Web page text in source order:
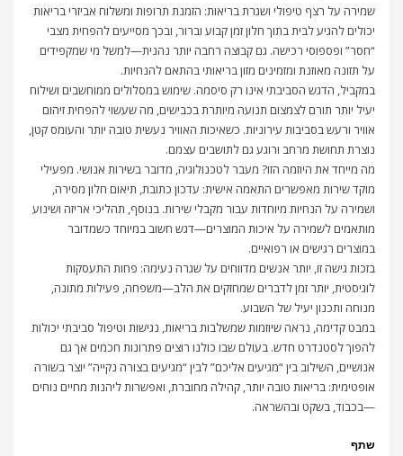
שמירה על רצף טיפולי ושגרת בריאות: הזמנת תרופות ומשלוח אביזרי בריאות
יכולים להגיע לבית בתוך חלון זמן קבוע וברור, ובכך מסייעים להפחית מצבי
“חסר” ופספוסי רכישה. גם קבוצה רחבה יותר נהנית—למשל מי שמקפידים
על תזונה מאוזנת ומזמינים מזון בריאותי בהתאם להנחיות.
במקביל, הדגש הסביבתי אינו רק סיסמה. שימוש במסלולים ממוחשבים ושילוח
יעיל יותר תורם לצמצום תנועה מיותרת בכבישים, מה שעשוי להפחית זיהום
אוויר ורעש בסביבות עירוניות. כשאיכות האוויר נעשית טובה יותר והעומס קטן,
נוצרת תחושת מרחב ורוגע גם לתושבים עצמם.
מה מייחד את היוזמה הזו? מעבר לטכנולוגיה, מדובר בשירות אנושי. מפעילי
מוקד שירות מאפשרים התאמה אישית: עדכון כתובת, תיאום חלון מסירה,
ושמירה על הנחיות מיוחדות עבור מקבלי שירות. בנוסף, תהליכי אריזה ושינוע
מותאמים לשמירה על איכות המוצרים—דגש חשוב במיוחד כשמדובר
במוצרים רגישים או רפואיים.
בזכות גישה זו, יותר אנשים מדווחים על שגרה נעימה: פחות התעסקות
לוגיסטית, יותר זמן לדברים שמחזקים את הלב—משפחה, פעילות מתונה,
מנוחה ותכנון יעיל של השבוע.
במבט קדימה, נראה שיוזמות שמשלבות בריאות, נגישות וטיפול סביבתי יכולות
להפוך לסטנדרט חדש. בעולם שבו כולנו רוצים פתרונות חכמים אך גם
אנושיים, השילוב בין “מגיעים אליכם” לבין “מגיעים בצורה נקייה” יוצר בשורה
אופטימית: בריאות טובה יותר, קהילה מחוברת, ואפשרות ליהנות מחיים נוחים
—בכבוד, בשקט ובהשראה.
שתף